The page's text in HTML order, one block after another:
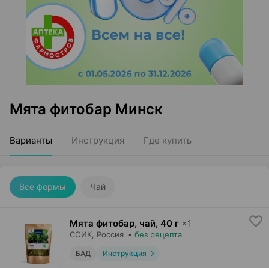
Мята фитобар Минск
Варианты Инструкция Где купить
Все формы Чай
Мята фитобар, чай, 40 г ×1
СОИК , Россия • без рецепта
БАД Инструкция